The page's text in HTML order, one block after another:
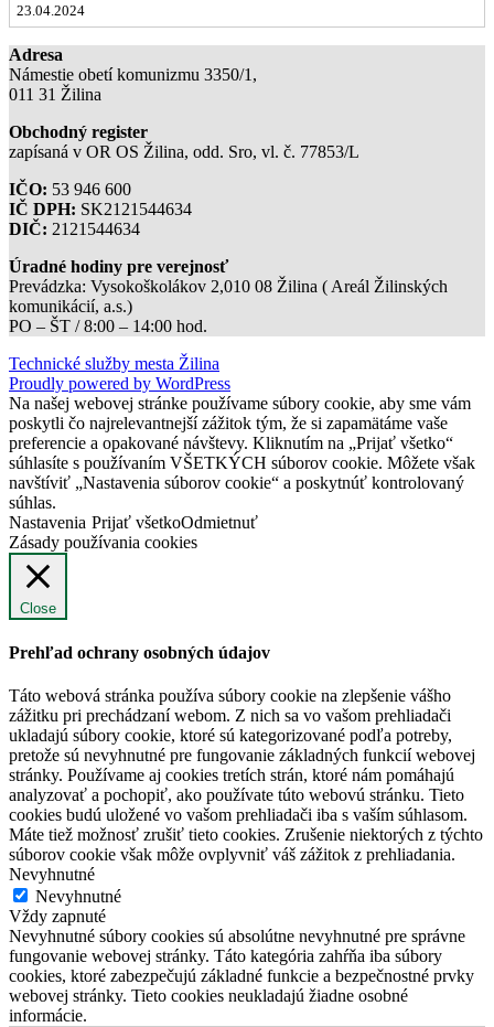
23.04.2024
Adresa
Námestie obetí komunizmu 3350/1,
011 31 Žilina
Obchodný register
zapísaná v OR OS Žilina, odd. Sro, vl. č. 77853/L
IČO: 53 946 600
IČ DPH: SK2121544634
DIČ: 2121544634
Úradné hodiny pre verejnosť
Prevádzka: Vysokoškolákov 2,010 08 Žilina ( Areál Žilinských
komunikácií, a.s.)
PO – ŠT / 8:00 – 14:00 hod.
Technické služby mesta Žilina
Proudly powered by WordPress
Na našej webovej stránke používame súbory cookie, aby sme vám
poskytli čo najrelevantnejší zážitok tým, že si zapamätáme vaše
preferencie a opakované návštevy. Kliknutím na „Prijať všetko“
súhlasíte s používaním VŠETKÝCH súborov cookie. Môžete však
navštíviť „Nastavenia súborov cookie“ a poskytnúť kontrolovaný
súhlas.
Nastavenia Prijať všetkoOdmietnuť
Zásady používania cookies
Close
Prehľad ochrany osobných údajov
Táto webová stránka používa súbory cookie na zlepšenie vášho
zážitku pri prechádzaní webom. Z nich sa vo vašom prehliadači
ukladajú súbory cookie, ktoré sú kategorizované podľa potreby,
pretože sú nevyhnutné pre fungovanie základných funkcií webovej
stránky. Používame aj cookies tretích strán, ktoré nám pomáhajú
analyzovať a pochopiť, ako používate túto webovú stránku. Tieto
cookies budú uložené vo vašom prehliadači iba s vaším súhlasom.
Máte tiež možnosť zrušiť tieto cookies. Zrušenie niektorých z týchto
súborov cookie však môže ovplyvniť váš zážitok z prehliadania.
Nevyhnutné
Nevyhnutné
Vždy zapnuté
Nevyhnutné súbory cookies sú absolútne nevyhnutné pre správne
fungovanie webovej stránky. Táto kategória zahŕňa iba súbory
cookies, ktoré zabezpečujú základné funkcie a bezpečnostné prvky
webovej stránky. Tieto cookies neukladajú žiadne osobné
informácie.